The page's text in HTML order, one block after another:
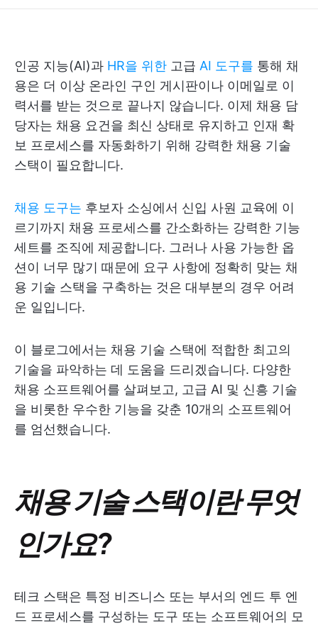
인공 지능(AI)과 HR을 위한 고급 AI 도구를 통해 채
용은 더 이상 온라인 구인 게시판이나 이메일로 이
력서를 받는 것으로 끝나지 않습니다. 이제 채용 담
당자는 채용 요건을 최신 상태로 유지하고 인재 확
보 프로세스를 자동화하기 위해 강력한 채용 기술
스택이 필요합니다.
채용 도구는 후보자 소싱에서 신입 사원 교육에 이
르기까지 채용 프로세스를 간소화하는 강력한 기능
세트를 조직에 제공합니다. 그러나 사용 가능한 옵
션이 너무 많기 때문에 요구 사항에 정확히 맞는 채
용 기술 스택을 구축하는 것은 대부분의 경우 어려
운 일입니다.
이 블로그에서는 채용 기술 스택에 적합한 최고의
기술을 파악하는 데 도움을 드리겠습니다. 다양한
채용 소프트웨어를 살펴보고, 고급 AI 및 신흥 기술
을 비롯한 우수한 기능을 갖춘 10개의 소프트웨어
를 엄선했습니다.
채용 기술 스택이란 무엇
인가요?
테크 스택은 특정 비즈니스 또는 부서의 엔드 투 엔
드 프로세스를 구성하는 도구 또는 소프트웨어의 모